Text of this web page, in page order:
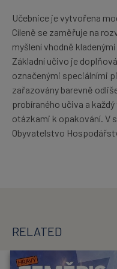
Učebnice je vytvořena
Cíleně se zaměřuje na
myšlení vhodně
Základní učivo je
označenými speciálními
zařazovány barevně
probíraného učiva a
otázkami k opakování. V
Obyvatelstvo
RELATED